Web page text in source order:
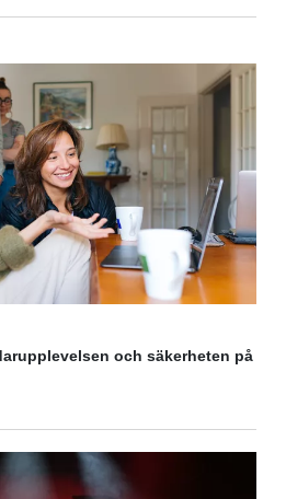
och säkerheten på